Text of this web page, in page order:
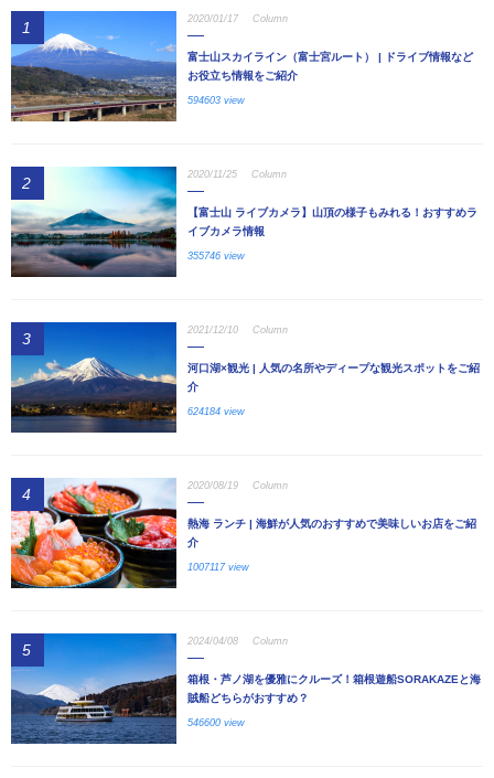
1 2020/01/17 Column
富士山スカイライン（富士宮ルート） | ドライブ情報など
お役立ち情報をご紹介
594603 view
2 2020/11/25 Column
【富士山 ライブカメラ】山頂の様子もみれる！おすすめラ
イブカメラ情報
355746 view
3 2021/12/10 Column
河口湖×観光 | 人気の名所やディープな観光スポットをご紹
介
624184 view
4 2020/08/19 Column
熱海 ランチ | 海鮮が人気のおすすめで美味しいお店をご紹
介
1007117 view
5 2024/04/08 Column
箱根・芦ノ湖を優雅にクルーズ！箱根遊船SORAKAZEと海
賊船どちらがおすすめ？
546600 view